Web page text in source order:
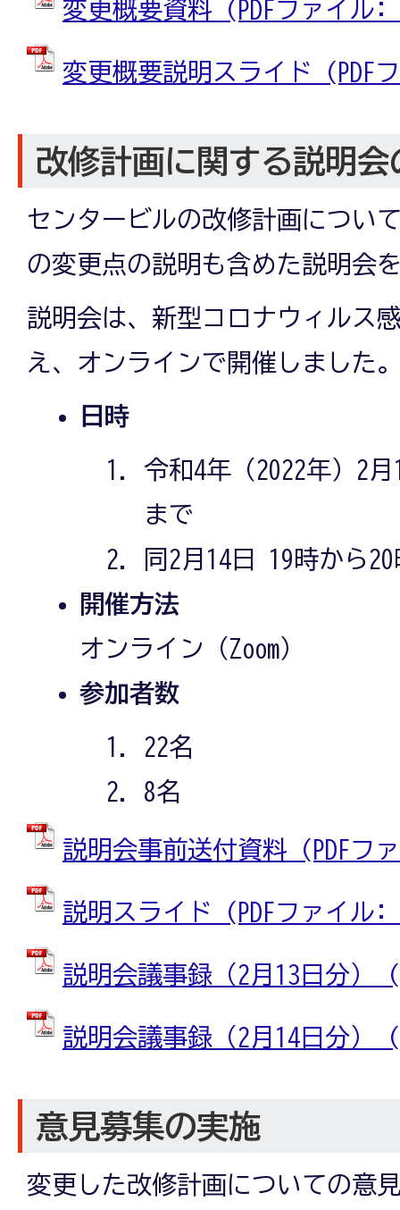
変更概要資料 (PDFファイル:
変更概要説明スライド (PDF
改修計画に関する説明会
センタービルの改修計画につい
の変更点の説明も含めた説明会
説明会は、新型コロナウィルス
え、オンラインで開催しました
日時
令和4年（2022年）2
まで
同2月14日 19時から
開催方法
オンライン（Zoom）
参加者数
22名
8名
説明会事前送付資料 (PDFフ
説明スライド (PDFファイル:
説明会議事録（2月13日分）
説明会議事録（2月14日分）
意見募集の実施
変更した改修計画についての意